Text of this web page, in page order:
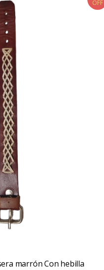
OFF
marrón Con hebilla